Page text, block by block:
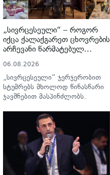
„სივრცესეული“ – როგორ
იქცა ქალაქგარეთ ცხოვრების
არჩევანი წარმატებულ
06.08.2026
„სივრცესეული“ ჯერჯერობით
სტუმრებს მხოლოდ წინასწარი
ჯავშნებით მასპინძლობს.